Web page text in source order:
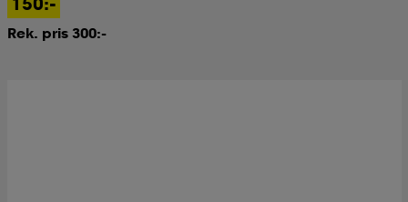
Rek. pris 300:-